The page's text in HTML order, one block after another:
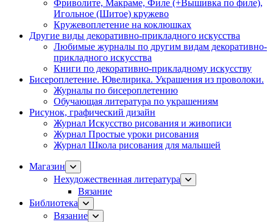
Фриволите, Макраме, Филе (+Вышивка по филе),
Игольное (Шитое) кружево
Кружевоплетение на коклюшках
Другие виды декоративно-прикладного искусства
Любимые журналы по другим видам декоративно-
прикладного искусства
Книги по декоративно-прикладному искусству
Бисероплетение. Ювелирика. Украшения из проволоки.
Журналы по бисероплетению
Обучающая литература по украшениям
Рисунок, графический дизайн
Журнал Искусство рисования и живописи
Журнал Простые уроки рисования
Журнал Школа рисования для малышей
Магазин
Нехудожественная литература
Вязание
Библиотека
Вязание